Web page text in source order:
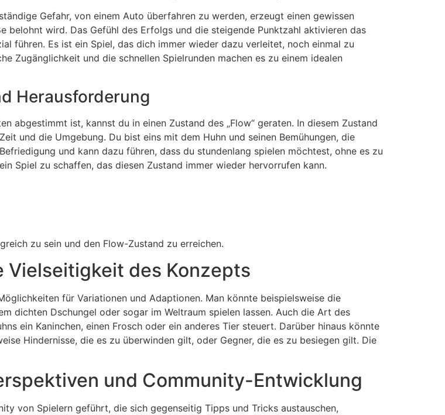
Gefahr, von einem Auto überfahren zu werden, erzeugt einen gewissen
belohnt wird. Das Gefühl des Erfolgs und die steigende Punktzahl aktivieren das
führen. Es ist ein Spiel, das dich immer wieder dazu verleitet, noch einmal zu
Zugänglichkeit und die schnellen Spielrunden machen es zu einem idealen
Herausforderung
abgestimmt ist, kannst du in einen Zustand des „Flow“ geraten. In diesem Zustand
und die Umgebung. Du bist eins mit dem Huhn und seinen Bemühungen, die
und kann dazu führen, dass du stundenlang spielen möchtest, ohne es zu
Spiel zu schaffen, das diesen Zustand immer wieder hervorrufen kann.
zu sein und den Flow-Zustand zu erreichen.
Vielseitigkeit des Konzepts
für Variationen und Adaptionen. Man könnte beispielsweise die
dichten Dschungel oder sogar im Weltraum spielen lassen. Auch die Art des
ein Kaninchen, einen Frosch oder ein anderes Tier steuert. Darüber hinaus könnte
Hindernisse, die es zu überwinden gilt, oder Gegner, die es zu besiegen gilt. Die
und Community-Entwicklung
von Spielern geführt, die sich gegenseitig Tipps und Tricks austauschen,